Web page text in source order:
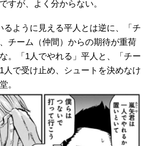
すが、よく分からない。
るように見える平人とは逆に、「チ
チーム（仲間）からの期待が重荷
。「1人でやれる」平人と、「チー
人で受け止め、シュートを決めなけ
。